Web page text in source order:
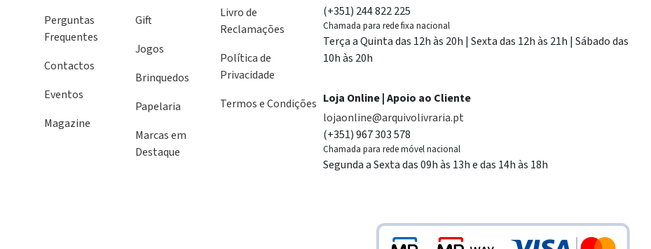
Perguntas
Frequentes
Contactos
Eventos
Magazine
Gift
Jogos
Brinquedos
Papelaria
Marcas em
Destaque
Livro de
Reclamações
Política de
Privacidade
Termos e Condições
(+351) 244 822 225
Chamada para rede fixa nacional
Terça a Quinta das 12h às 20h | Sexta das 12h às 21h | Sábado das
10h às 20h
Loja Online | Apoio ao Cliente
lojaonline@arquivolivraria.pt
(+351) 967 303 578
Chamada para rede móvel nacional
Segunda a Sexta das 09h às 13h e das 14h às 18h